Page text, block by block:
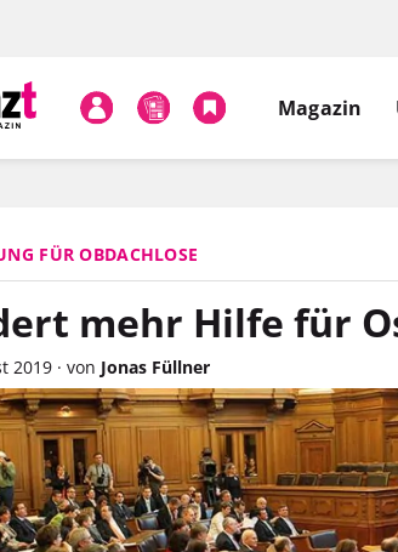
Magazin
FÜR OBDACHLOSE
mehr Hilfe für
2019 · von Jonas Füllner